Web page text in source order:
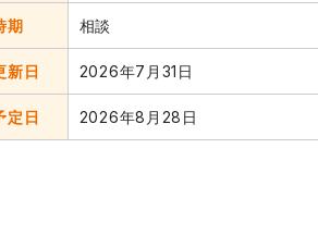
期 相談
新日 2026年7月31日
定日 2026年8月28日